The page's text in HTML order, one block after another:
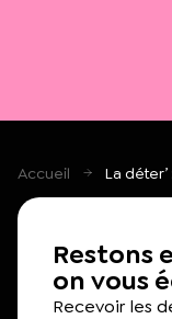
Accueil La
Restons
on vous
Recevoir les